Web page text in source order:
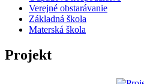
Verejné obstarávanie
Základná škola
Materská škola
Projekt